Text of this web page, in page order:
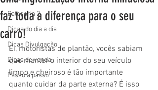
Categoria 2
Dicas do dia a dia
Dicas Divulgação
Dicas de venda
Passo a passo
faz toda a diferença para o seu
carro!
Ei, motoristas de plantão, vocês sabiam
que manter o interior do seu veículo
limpo e cheiroso é tão importante
quanto cuidar da parte externa? É isso